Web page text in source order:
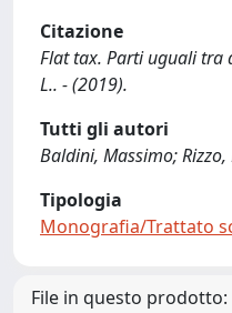
Citazione
Flat tax. Parti uguali tra
L.. - (2019).
Tutti gli autori
Baldini, Massimo; Rizzo,
Tipologia
Monografia/Trattato
File in questo prodotto: